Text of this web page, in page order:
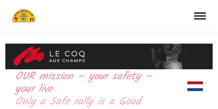
OUR mission – your safety –
your live